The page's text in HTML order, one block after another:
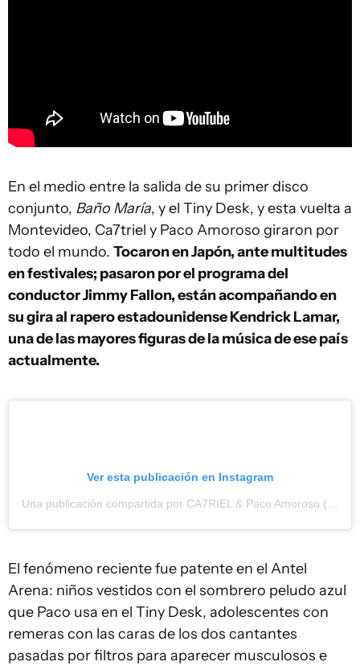
En el medio entre la salida de su primer disco
conjunto, Baño María, y el Tiny Desk, y esta vuelta a
Montevideo, Ca7triel y Paco Amoroso giraron por
todo el mundo. Tocaron en Japón, ante multitudes
en festivales; pasaron por el programa del
conductor Jimmy Fallon, están acompañando en
su gira al rapero estadounidense Kendrick Lamar,
una de las mayores figuras de la música de ese país
actualmente.
Ver esta publicación en Instagram
El fenómeno reciente fue patente en el Antel
Arena: niños vestidos con el sombrero peludo azul
que Paco usa en el Tiny Desk, adolescentes con
remeras con las caras de los dos cantantes
pasadas por filtros para aparecer musculosos e